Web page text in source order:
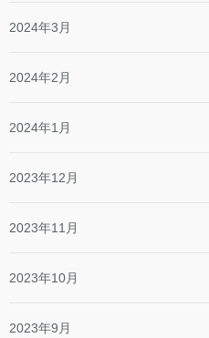
2024年3月
2024年2月
2024年1月
2023年12月
2023年11月
2023年10月
2023年9月